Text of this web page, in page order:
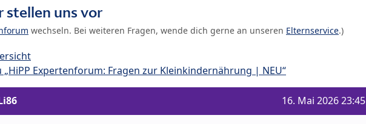
stellen uns vor
wechseln. Bei weiteren Fragen, wende dich gerne an unseren Elternservice.)
„HiPP Expertenforum: Fragen zur Kleinkindernährung | NEU“
16. Mai 2026 23:45